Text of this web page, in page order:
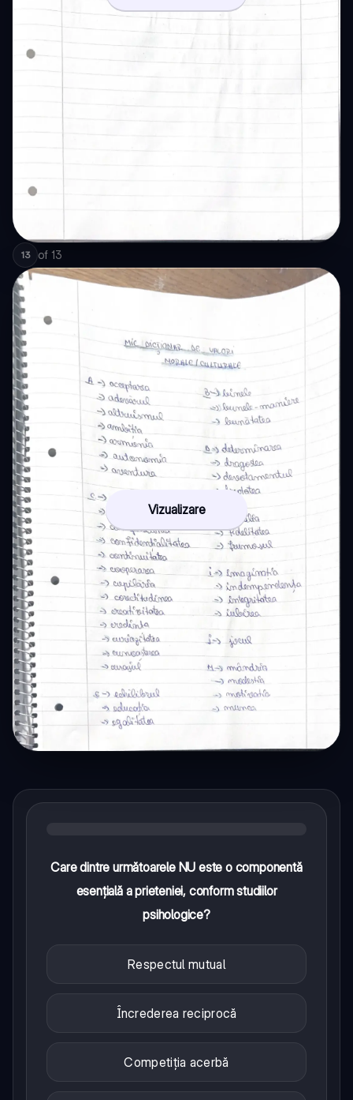
13 of 13
Vizualizare
Care dintre următoarele NU este o componentă
esențială a prieteniei, conform studiilor
psihologice?
Respectul mutual
Încrederea reciprocă
Competiția acerbă